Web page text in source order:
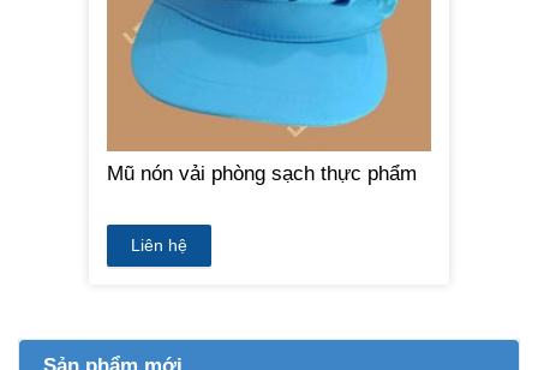
Mũ nón vải phòng sạch thực phẩm
Liên hệ